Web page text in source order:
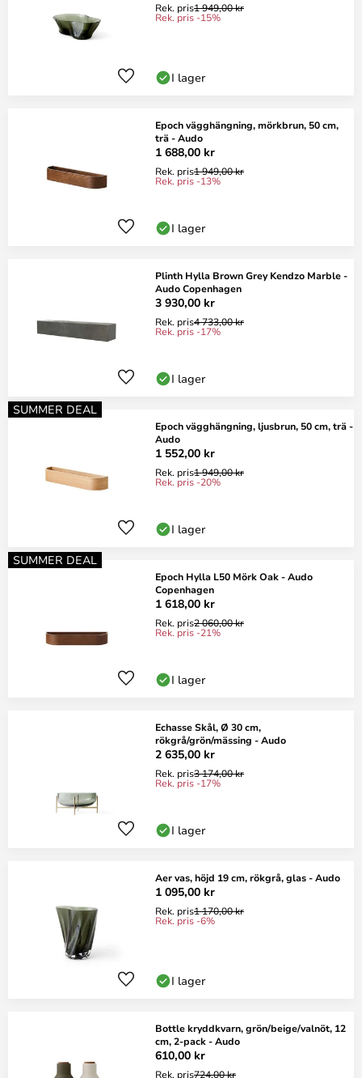
Rek. pris1 949,00 kr
Rek. pris -15%
I lager
Epoch vägghängning, mörkbrun, 50 cm,
trä - Audo
1 688,00 kr
Rek. pris1 949,00 kr
Rek. pris -13%
I lager
Plinth Hylla Brown Grey Kendzo Marble -
Audo Copenhagen
3 930,00 kr
Rek. pris4 733,00 kr
Rek. pris -17%
I lager
SUMMER DEAL
Epoch vägghängning, ljusbrun, 50 cm, trä -
Audo
1 552,00 kr
Rek. pris1 949,00 kr
Rek. pris -20%
I lager
SUMMER DEAL
Epoch Hylla L50 Mörk Oak - Audo
Copenhagen
1 618,00 kr
Rek. pris2 060,00 kr
Rek. pris -21%
I lager
Echasse Skål, Ø 30 cm,
rökgrå/grön/mässing - Audo
2 635,00 kr
Rek. pris3 174,00 kr
Rek. pris -17%
I lager
Aer vas, höjd 19 cm, rökgrå, glas - Audo
1 095,00 kr
Rek. pris1 170,00 kr
Rek. pris -6%
I lager
Bottle kryddkvarn, grön/beige/valnöt, 12
cm, 2-pack - Audo
610,00 kr
Rek. pris724,00 kr